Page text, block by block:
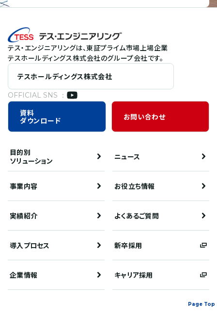
テス・エンジニアリングは、東証プライム市場上場企業
テスホールディングス株式会社のグループ会社です。
テスホールディングス株式会社
OFFICIAL SNS ：
資料
ダウンロード
お問い合わせ
目的別
ソリューション
ニュース
事業内容 お役立ち情報
実績紹介 よくあるご質問
導入プロセス 新卒採用
企業情報 キャリア採用
Page Top